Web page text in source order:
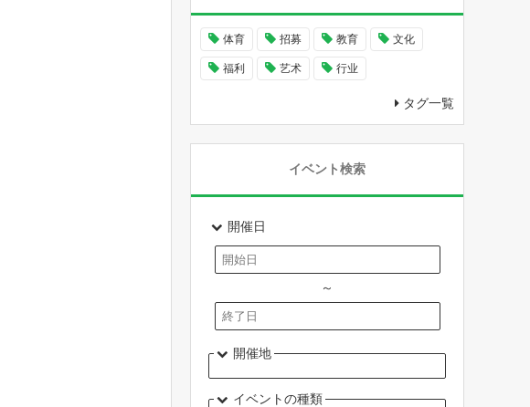
体育 招募 教育 文化
福利 艺术 行业
タグ一覧
イベント検索
開催日
～
開催地
イベントの種類